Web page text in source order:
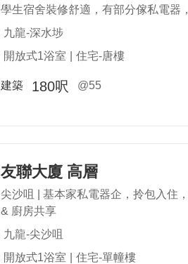
學生宿舍裝修舒適，有部分傢私電器
九龍-深水埗
開放式1浴室
住宅-唐樓
建築 180呎 @55
友聯大廈 高層
尖沙咀 | 基本家私電器企，拎包入住
& 廚房共享
九龍-尖沙咀
開放式1浴室
住宅-單幢樓